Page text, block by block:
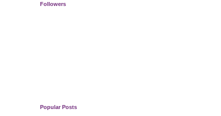
Followers
Popular Posts